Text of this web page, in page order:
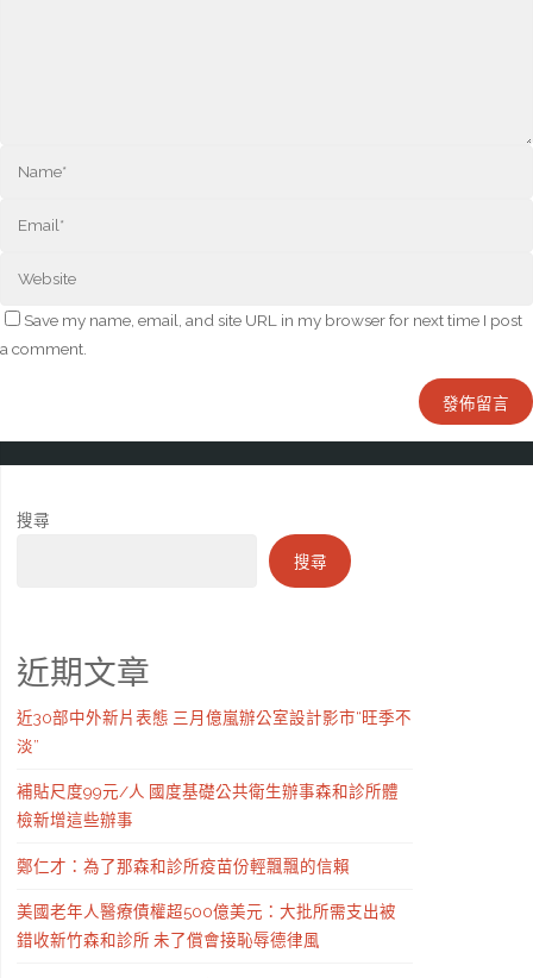
Save my name, email, and site URL in my browser for next time I post
a comment.
搜尋
搜尋
近期文章
近30部中外新片表態 三月億嵐辦公室設計影市“旺季不
淡”
補貼尺度99元/人 國度基礎公共衛生辦事森和診所體
檢新增這些辦事
鄭仁才：為了那森和診所疫苗份輕飄飄的信賴
美國老年人醫療債權超500億美元：大批所需支出被
錯收新竹森和診所 未了償會接恥辱德律風